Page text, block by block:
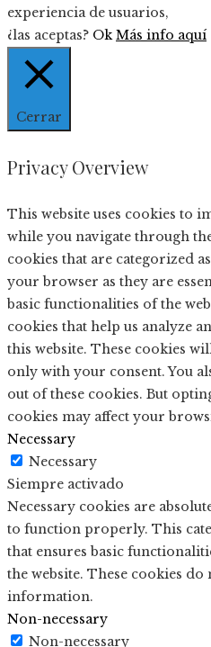
experiencia de usuarios,
¿las aceptas? Ok Más info aquí
Cerrar
Privacy Overview
This website uses cookies to
while you navigate through
cookies that are categorized
your browser as they are
basic functionalities of the
cookies that help us analyze
this website. These cookies
only with your consent. You
out of these cookies. But
cookies may affect your
Necessary
Necessary
Siempre activado
Necessary cookies are
to function properly. This
that ensures basic
the website. These cookies
information.
Non-necessary
Non-necessary